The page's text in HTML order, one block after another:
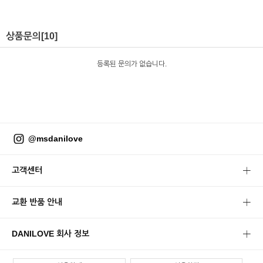
상품문의 [10]
등록된 문의가 없습니다.
@msdanilove
고객센터
교환 반품 안내
DANILOVE 회사 정보